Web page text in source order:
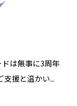
は無事に3周年
援と温かい...